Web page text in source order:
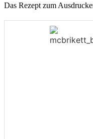
Das Rezept zum